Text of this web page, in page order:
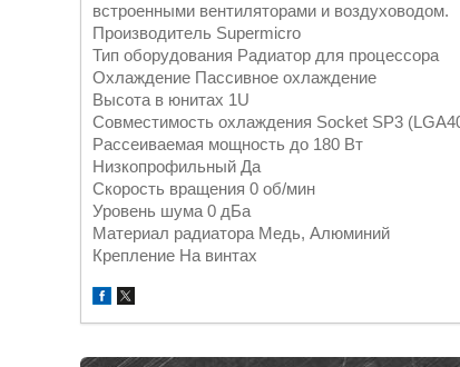
встроенными вентиляторами и воздуховодом.
Производитель Supermicro
Тип оборудования Радиатор для процессора
Охлаждение Пассивное охлаждение
Высота в юнитах 1U
Совместимость охлаждения Socket SP3
Рассеиваемая мощность до 180 Вт
Низкопрофильный Да
Скорость вращения 0 об/мин
Уровень шума 0 дБа
Материал радиатора Медь, Алюминий
Крепление На винтах